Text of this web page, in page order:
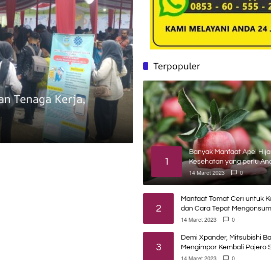
Tenaga Kerja,
Terpopuler
1
Banyak Manfaat Apel
Kesehatan yang perlu
ketahui
14 Maret 2023 0
2
Manfaat Tomat Ceri untuk
dan Cara Tepat
14 Maret 2023 0
3
Demi Xpander, Mitsubishi
Mengimpor Kembali Pajero
14 Maret 2023 0